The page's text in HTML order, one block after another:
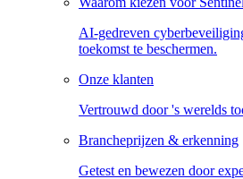
AI-gedreven
toekomst te beschermen.
Onze klanten
Vertrouwd door 's werelds
Brancheprijzen & erkenning
Getest en bewezen door